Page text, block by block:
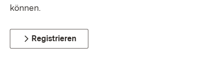
können.
Registrieren